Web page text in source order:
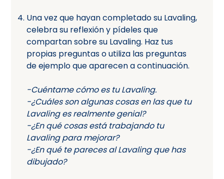
Una vez que hayan completado su Lavaling,
celebra su reflexión y pídeles que
compartan sobre su Lavaling. Haz tus
propias preguntas o utiliza las preguntas
de ejemplo que aparecen a continuación.
-Cuéntame cómo es tu Lavaling.
-¿Cuáles son algunas cosas en las que tu
Lavaling es realmente genial?
-¿En qué cosas está trabajando tu
Lavaling para mejorar?
-¿En qué te pareces al Lavaling que has
dibujado?